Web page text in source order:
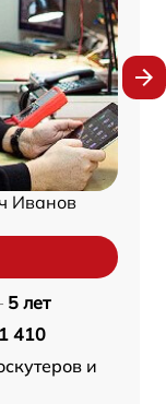
Иванов
5 лет
1 410
и